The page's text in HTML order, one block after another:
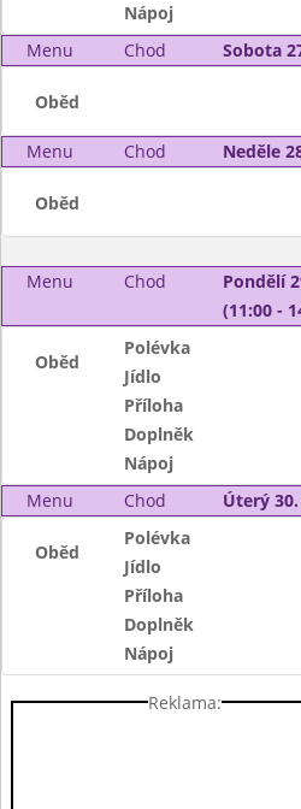
Nápoj
Menu
Chod Sobota
Oběd
Menu Chod Neděle
Oběd
Menu Chod
Pondělí
(11:00 -
Oběd
Polévka
Jídlo
Příloha
Doplněk
Nápoj
Menu
Chod Úterý 30.
Oběd
Polévka
Jídlo
Příloha
Doplněk
Nápoj
Reklama: